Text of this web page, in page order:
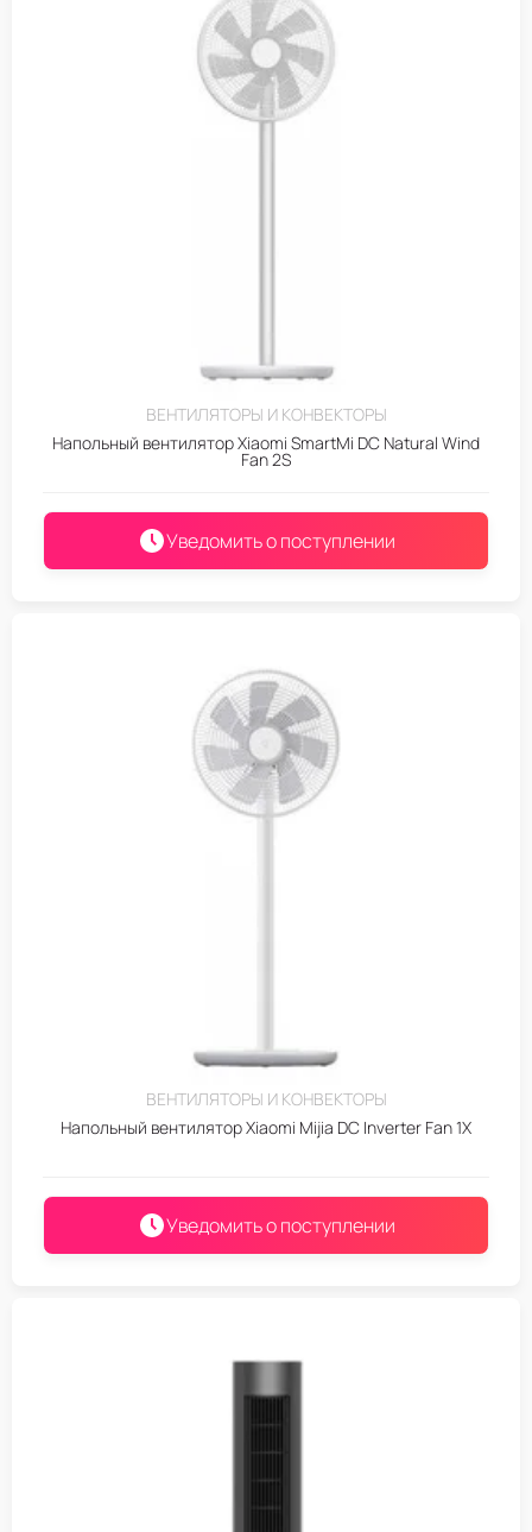
ВЕНТИЛЯТОРЫ И КОНВЕКТОРЫ
Напольный вентилятор Xiaomi SmartMi DC Natural Wind
Fan 2S
Уведомить о поступлении
ВЕНТИЛЯТОРЫ И КОНВЕКТОРЫ
Напольный вентилятор Xiaomi Mijia DC Inverter Fan 1X
Уведомить о поступлении